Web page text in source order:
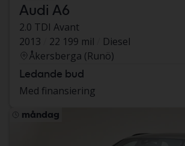
Audi A6
2.0 TDI Avant
2013
22 199 mil
Diesel
Åkersberga (Runö)
Ledande bud
Med finansiering
måndag